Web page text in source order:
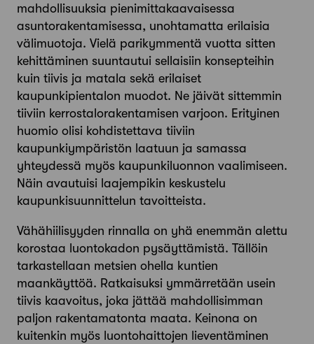
mahdollisuuksia pienimittakaavaisessa
asuntorakentamisessa, unohtamatta erilaisia
välimuotoja. Vielä parikymmentä vuotta sitten
kehittäminen suuntautui sellaisiin konsepteihin
kuin tiivis ja matala sekä erilaiset
kaupunkipientalon muodot. Ne jäivät sittemmin
tiiviin kerrostalorakentamisen varjoon. Erityinen
huomio olisi kohdistettava tiiviin
kaupunkiympäristön laatuun ja samassa
yhteydessä myös kaupunkiluonnon vaalimiseen.
Näin avautuisi laajempikin keskustelu
kaupunkisuunnittelun tavoitteista.
Vähähiilisyyden rinnalla on yhä enemmän alettu
korostaa luontokadon pysäyttämistä. Tällöin
tarkastellaan metsien ohella kuntien
maankäyttöä. Ratkaisuksi ymmärretään usein
tiivis kaavoitus, joka jättää mahdollisimman
paljon rakentamatonta maata. Keinona on
kuitenkin myös luontohaittojen lieventäminen